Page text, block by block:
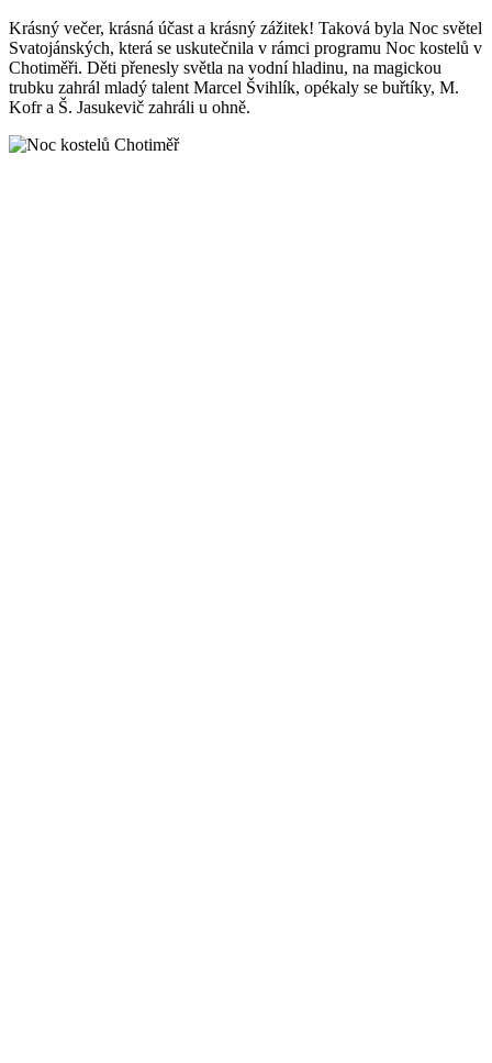
Krásný večer, krásná účast a krásný zážitek! Taková byla Noc světel
Svatojánských, která se uskutečnila v rámci programu Noc kostelů v
Chotiměři. Děti přenesly světla na vodní hladinu, na magickou
trubku zahrál mladý talent Marcel Švihlík, opékaly se buřtíky, M.
Kofr a Š. Jasukevič zahráli u ohně.